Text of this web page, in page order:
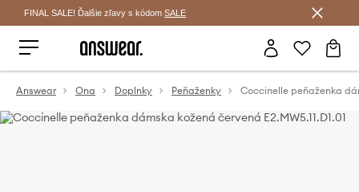
Šetrite s Answear Club >
FINAL SALE! Ďalšie zľavy s kódom SALE
Answear Ona Doplnky Peňaženky